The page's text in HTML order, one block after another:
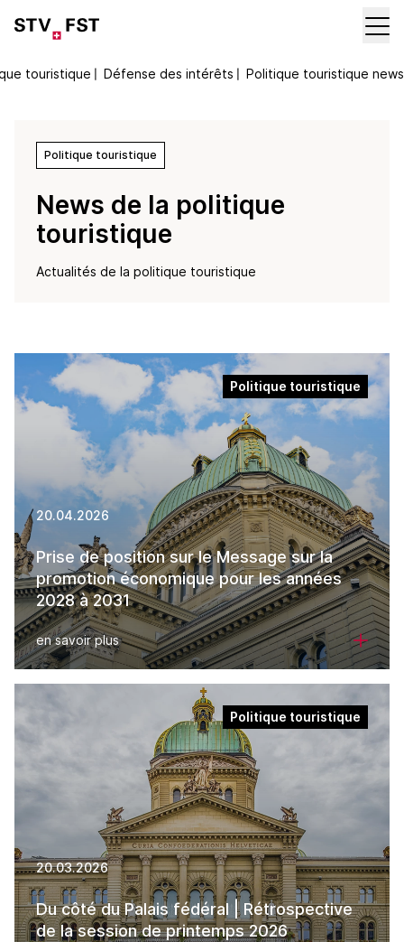
touristique〡 Défense des intérêts〡 Politique touristique news
Politique touristique
News de la politique
touristique
Actualités de la politique touristique
Politique touristique
20.04.2026
Prise de position sur le Message sur la
promotion économique pour les années
2028 à 2031
en savoir plus
Politique touristique
20.03.2026
Du côté du Palais fédéral | Rétrospective
de la session de printemps 2026